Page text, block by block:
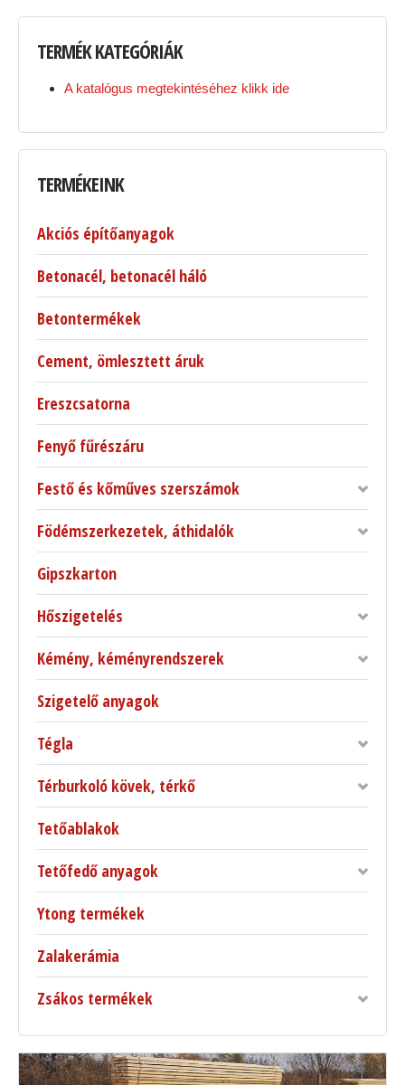
TERMÉKKATEGÓRIÁK
A katalógus megtekintéséhez klikk ide
TERMÉKEINK
Akciós építőanyagok
Betonacél, betonacél háló
Betontermékek
Cement, ömlesztett áruk
Ereszcsatorna
Fenyő fűrészáru
Festő és kőműves szerszámok
Födémszerkezetek, áthidalók
Gipszkarton
Hőszigetelés
Kémény, kéményrendszerek
Szigetelő anyagok
Tégla
Térburkoló kövek, térkő
Tetőablakok
Tetőfedő anyagok
Ytong termékek
Zalakerámia
Zsákos termékek